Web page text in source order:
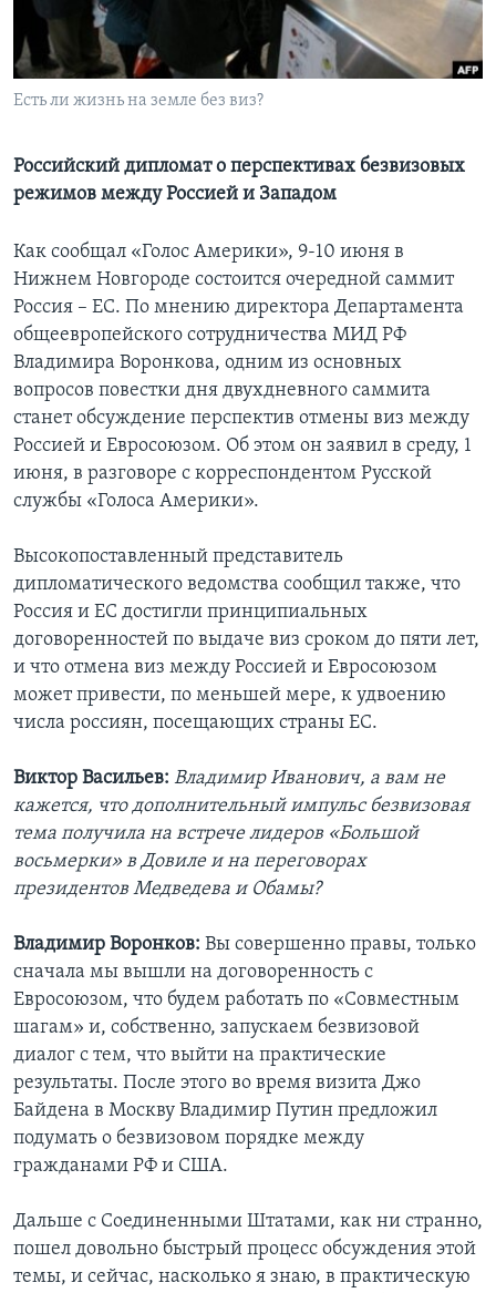
Learning English
СОЦИАЛЬНЫЕ СЕТИ
Языки
Есть ли жизнь на земле без виз?
Российский дипломат о перспективах безвизовых
режимов между Россией и Западом
Как сообщал «Голос Америки», 9-10 июня в
Нижнем Новгороде состоится очередной саммит
Россия – ЕС. По мнению директора Департамента
общеевропейского сотрудничества МИД РФ
Владимира Воронкова, одним из основных
вопросов повестки дня двухдневного саммита
станет обсуждение перспектив отмены виз между
Россией и Евросоюзом. Об этом он заявил в среду, 1
июня, в разговоре с корреспондентом Русской
службы «Голоса Америки».
Высокопоставленный представитель
дипломатического ведомства сообщил также, что
Россия и ЕС достигли принципиальных
договоренностей по выдаче виз сроком до пяти лет,
и что отмена виз между Россией и Евросоюзом
может привести, по меньшей мере, к удвоению
числа россиян, посещающих страны ЕС.
Виктор Васильев: Владимир Иванович, а вам не
кажется, что дополнительный импульс безвизовая
тема получила на встрече лидеров «Большой
восьмерки» в Довиле и на переговорах
президентов Медведева и Обамы?
Владимир Воронков: Вы совершенно правы, только
сначала мы вышли на договоренность с
Евросоюзом, что будем работать по «Совместным
шагам» и, собственно, запускаем безвизовой
диалог с тем, что выйти на практические
результаты. После этого во время визита Джо
Байдена в Москву Владимир Путин предложил
подумать о безвизовом порядке между
гражданами РФ и США.
Дальше с Соединенными Штатами, как ни странно,
пошел довольно быстрый процесс обсуждения этой
темы, и сейчас, насколько я знаю, в практическую